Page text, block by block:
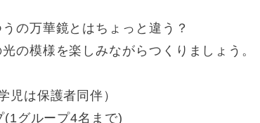
の万華鏡とはちょっと違う？
の模様を楽しみながらつくりましょう。
児は保護者同伴）
グループ4名まで)